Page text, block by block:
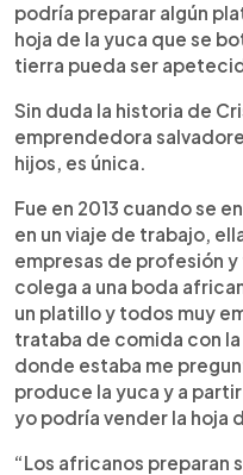
podría preparar algún
hoja de la yuca que se
tierra pueda ser
Sin duda la historia de
emprendedora
hijos, es única.
Fue en 2013 cuando se
en un viaje de trabajo,
empresas de profesión y
colega a una boda
un platillo y todos muy
trataba de comida con la
donde estaba me
produce la yuca y a
yo podría vender la hoja
“Los africanos preparan